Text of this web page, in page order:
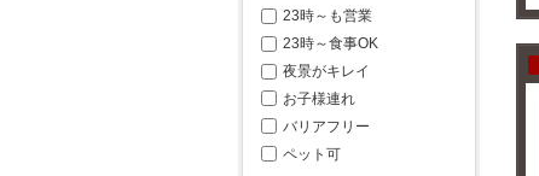
23時～も営業
23時～食事OK
夜景がキレイ
お子様連れ
バリアフリー
ペット可